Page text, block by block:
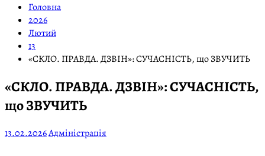
Головна
2026
Лютий
13
«СКЛО. ПРАВДА. ДЗВІН»: СУЧАСНІСТЬ, що ЗВУЧИТЬ
«СКЛО. ПРАВДА. ДЗВІН»: СУЧАСНІСТЬ,
що ЗВУЧИТЬ
13.02.2026Адміністрація